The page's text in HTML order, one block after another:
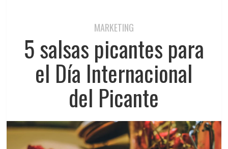
MARKETING
5 salsas picantes para
el Día Internacional
del Picante